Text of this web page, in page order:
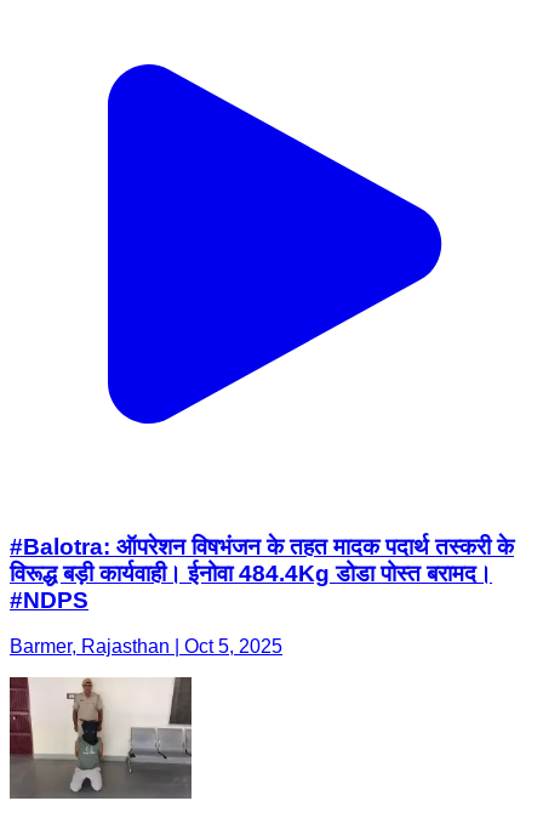
#Balotra: ऑपरेशन विषभंजन के तहत मादक पदार्थ तस्करी के
विरूद्ध बड़ी कार्यवाही। ईनोवा 484.4Kg डोडा पोस्त बरामद।
#NDPS
Barmer, Rajasthan | Oct 5, 2025